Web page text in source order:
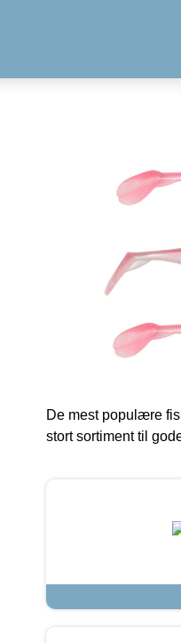
De mest populære
stort sortiment til